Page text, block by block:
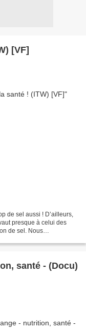
[VF]
de sel aussi ! D’ailleurs,
presque à celui des
de sel. Nous
santé - (Docu)